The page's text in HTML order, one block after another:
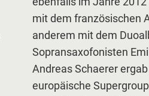
mit dem französischen
anderem mit dem
Sopransaxofonisten
Andreas Schaerer
europäische